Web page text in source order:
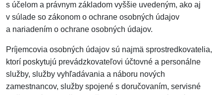
s účelom a právnym základom vyššie uvedeným, ako aj
v súlade so zákonom o ochrane osobných údajov
a nariadením o ochrane osobných údajov.
Príjemcovia osobných údajov sú najmä sprostredkovatelia,
ktorí poskytujú prevádzkovateľovi účtovné a personálne
služby, služby vyhľadávania a náboru nových
zamestnancov, služby spojené s doručovaním, servisné